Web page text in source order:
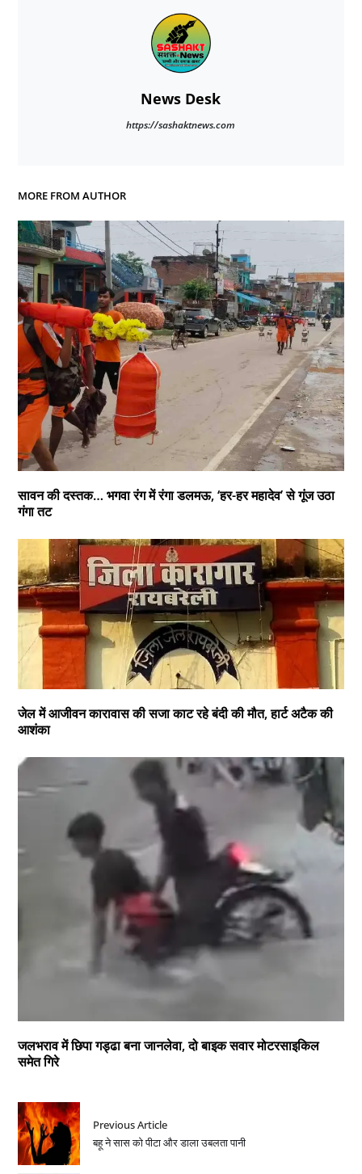
News Desk
https://sashaktnews.com
MORE FROM AUTHOR
सावन की दस्तक… भगवा रंग में रंगा डलमऊ, ‘हर-हर महादेव’ से गूंज उठा
गंगा तट
जेल में आजीवन कारावास की सजा काट रहे बंदी की मौत, हार्ट अटैक की
आशंका
जलभराव में छिपा गड्ढा बना जानलेवा, दो बाइक सवार मोटरसाइकिल
समेत गिरे
Previous Article
बहू ने सास को पीटा और डाला उबलता पानी